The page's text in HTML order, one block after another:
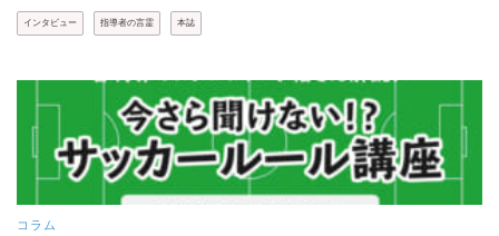
インタビュー 指導者の言霊 本誌
コラム